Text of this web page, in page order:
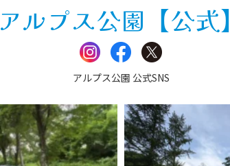
アルプス公園【公式】
アルプス公園 公式SNS